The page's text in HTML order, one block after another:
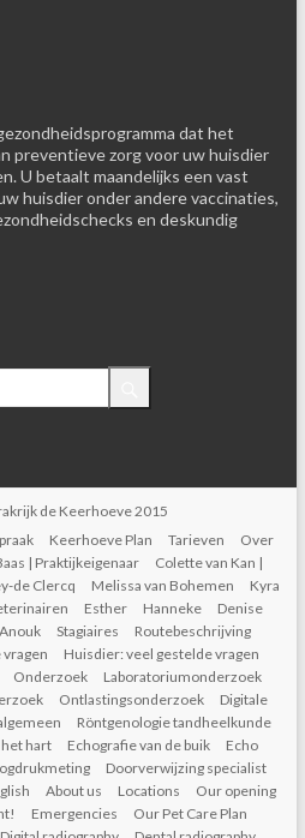
dat het
preventieve zorg voor uw huisdier
U betaalt maandelijks een vast
huisdier onder andere vaccinaties,
en deskundig
de Keerhoeve 2015
Keerhoeve Plan Tarieven
Over
| Praktijkeigenaar
Colette van Kan |
de Clercq Melissa van Bohemen
Kyra
Esther Hanneke
Denise
Anouk Stagiaires
Routebeschrijving
Huisdier: veel gestelde vragen
Onderzoek
Laboratoriumonderzoek
Ontlastingsonderzoek
Digitale
Röntgenologie tandheelkunde
hart Echografie van de buik
Echo
Doorverwijzing specialist
About us Locations
Our opening
Emergencies
Our Pet Care Plan